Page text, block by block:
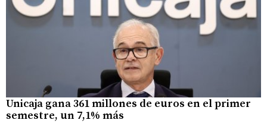
Unicaja gana 361 millones de euros en el primer
semestre, un 7,1% más